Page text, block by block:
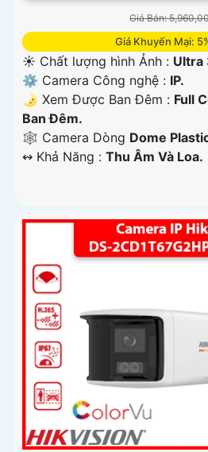
Giá Bán:
Giá Khuyến Mại:
☀️ Chất lượng hình Ảnh : Ultra
⚙ Camera Công nghệ : IP.
🌛 Xem Được Ban Đêm : Full
Ban Ðêm.
🕸️ Camera Dòng Dome
️↭ Khả Năng : Thu Âm Và Loa.